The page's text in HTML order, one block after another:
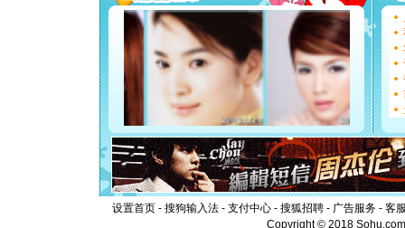
[圣诞节]
能正大
都要快乐
[圣诞节]
如意,快
[元旦]
断电。
你是我
[元旦]如
起；二是
离。水晶
[元旦]当
泣，这痛
卖了。水
[春节] 风
设置首页 - 搜狗输入法 - 支付中心 - 搜狐招聘 - 广告服务 - 客
Copyright © 2018